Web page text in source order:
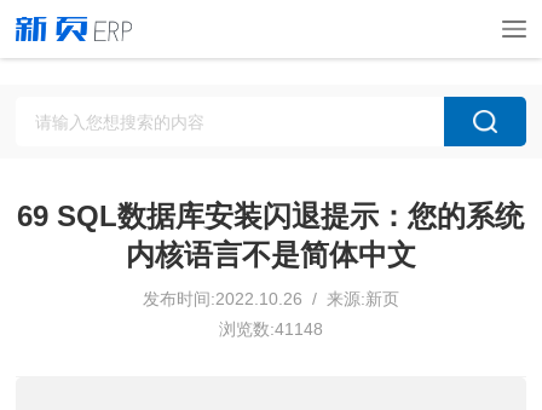
69 SQL数据库安装闪退提示：您的系统
内核语言不是简体中文
发布时间:2022.10.26 / 来源:新页
浏览数:41148